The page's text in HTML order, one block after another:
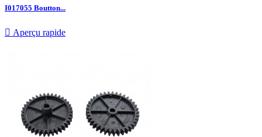
I017055 Boutton...
 Aperçu rapide